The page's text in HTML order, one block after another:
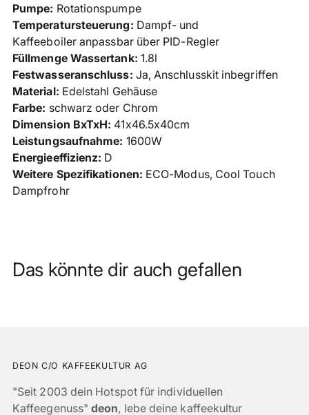
Pumpe: Rotationspumpe
Temperatursteuerung: Dampf- und
Kaffeeboiler anpassbar über PID-Regler
Füllmenge Wassertank: 1.8l
Festwasseranschluss: Ja, Anschlusskit inbegriffen
Material: Edelstahl Gehäuse
Farbe: schwarz oder Chrom
Dimension BxTxH: 41x46.5x40cm
Leistungsaufnahme: 1600W
Energieeffizienz: D
Weitere Spezifikationen: ECO-Modus, Cool Touch
Dampfrohr
Das könnte dir auch gefallen
DEON C/O KAFFEEKULTUR AG
"Seit 2003 dein Hotspot für individuellen
Kaffeegenuss"deon, lebe deine kaffeekultur